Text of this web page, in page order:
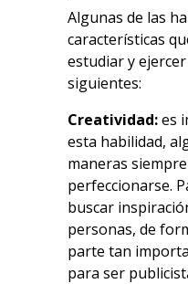
Algunas de las
características
estudiar y
siguientes:
Creatividad:es
esta habilidad,
maneras
perfeccionarse.
buscar
personas, de
parte tan
para ser